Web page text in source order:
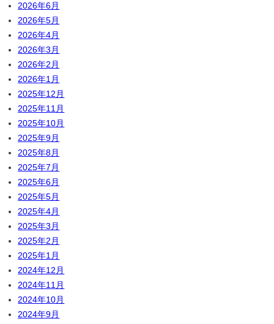
2026年6月
2026年5月
2026年4月
2026年3月
2026年2月
2026年1月
2025年12月
2025年11月
2025年10月
2025年9月
2025年8月
2025年7月
2025年6月
2025年5月
2025年4月
2025年3月
2025年2月
2025年1月
2024年12月
2024年11月
2024年10月
2024年9月